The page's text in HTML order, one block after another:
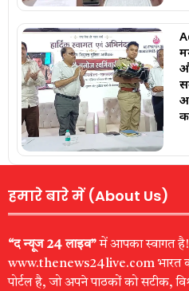
हमारे बारे में (About Us)
“द न्यूज 24 लाइव”में आपका स्वागत है!
www.thenews24live.com भारत
पोर्टल है, जो अपने पाठकों को सटीक,